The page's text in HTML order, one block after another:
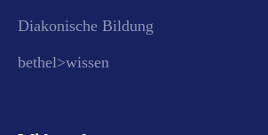
Diakonische Bildung
bethel>wissen